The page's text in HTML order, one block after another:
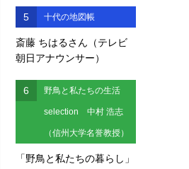
5 十代の地図帳
斎藤 ちはるさん（テレビ
朝日アナウンサー）
6 野鳥と私たちの生活
selection 中村 浩志
（信州大学名誉教授）
「野鳥と私たちの暮らし」